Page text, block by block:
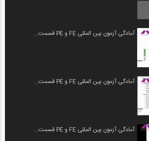
آمادگی آزمون بین المللی FE و PE قسمت...
آمادگی آزمون بین المللی FE و PE قسمت...
آمادگی آزمون بین المللی FE و PE قسمت...